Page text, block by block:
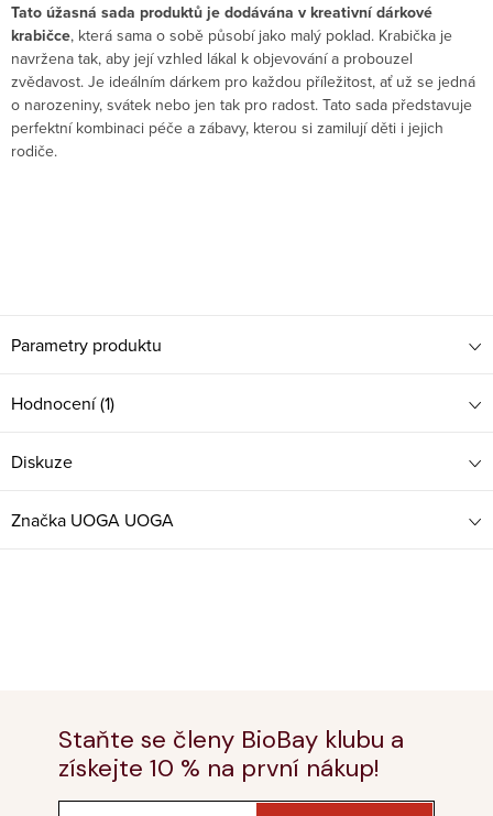
Tato úžasná sada produktů je dodávána v kreativní dárkové
krabičce, která sama o sobě působí jako malý poklad. Krabička je
navržena tak, aby její vzhled lákal k objevování a probouzel
zvědavost. Je ideálním dárkem pro každou příležitost, ať už se jedná
o narozeniny, svátek nebo jen tak pro radost. Tato sada představuje
perfektní kombinaci péče a zábavy, kterou si zamilují děti i jejich
rodiče.
Parametry produktu
Hodnocení (1)
Diskuze
Značka UOGA UOGA
Staňte se členy BioBay klubu a
získejte 10 % na první nákup!